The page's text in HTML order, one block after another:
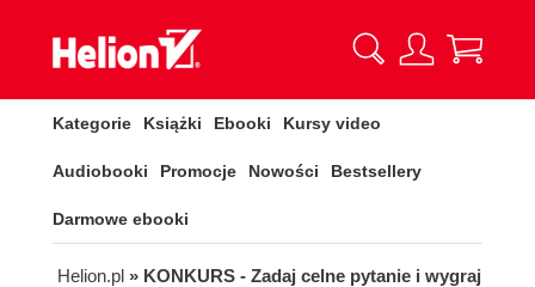
Kategorie Książki Ebooki Kursy video
Audiobooki Promocje Nowości Bestsellery
Darmowe ebooki
Helion.pl » KONKURS - Zadaj celne pytanie i wygraj